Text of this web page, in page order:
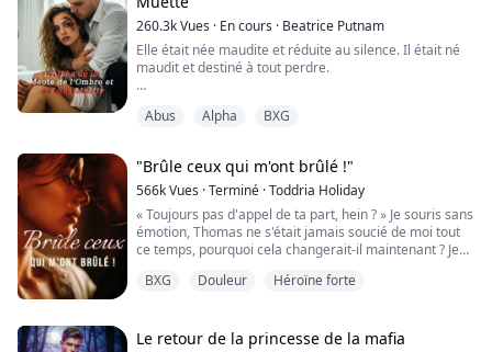
260.3kVues · En cours · Beatrice Putnam
Elle était née maudite et réduite au silence. Il était né
maudit et destiné à tout perdre.
connu que la cruauté et les abus. Sa voix volée par le
brutal, elle a été promise à un monstre qu'elle ne veut
pas. Mais le destin intervient lorsqu'elle est laissée
pour morte—saignant, brisée et ligotée...
Abus Alpha BXG
"Brûle ceux qui m'ont brûlé !"
566kVues ·Terminé ·Toddria Holiday
« Toujours pas d'appel de ta part, hein ? » Je souris sans
émotion, Thomas ne s'était jamais soucié de moi tout
ce temps, pourquoi cela changerait-il maintenant ? Je
souhaitais que les choses soient différentes entre lui et
me sui...
BXG Douleur Héroïne forte
Le retour de la princesse de la mafia